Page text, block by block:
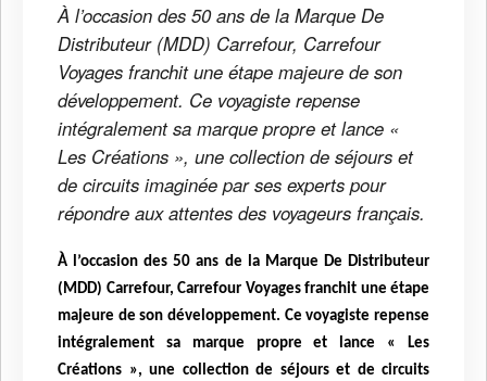
À l’occasion des 50 ans de la Marque De
Distributeur (MDD) Carrefour, Carrefour
Voyages franchit une étape majeure de son
développement. Ce voyagiste repense
intégralement sa marque propre et lance «
Les Créations », une collection de séjours et
de circuits imaginée par ses experts pour
répondre aux attentes des voyageurs français.
À l’occasion des 50 ans de la Marque De Distributeur
(MDD) Carrefour, Carrefour Voyages franchit une étape
majeure de son développement. Ce voyagiste repense
intégralement sa marque propre et lance « Les
Créations », une collection de séjours et de circuits